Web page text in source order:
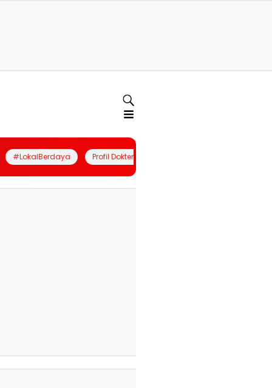
#LokalBerdaya Profil Dokter